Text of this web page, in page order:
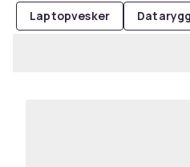
Laptopvesker